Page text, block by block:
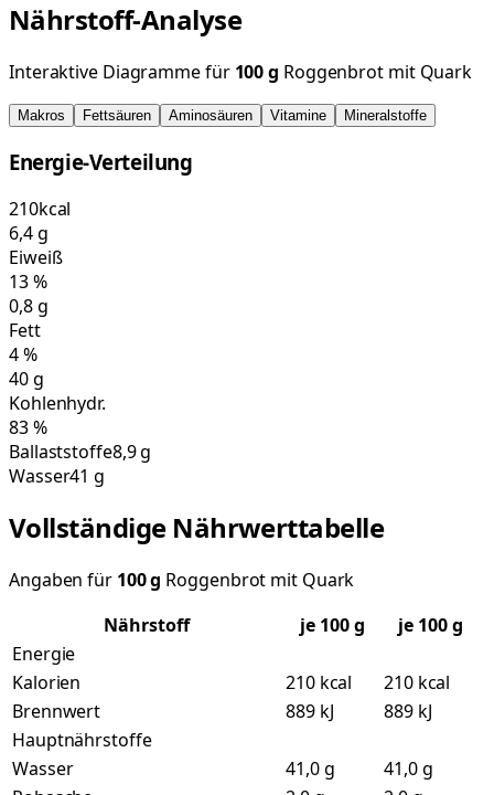
Nährstoff-Analyse
Interaktive Diagramme für 100g Roggenbrot mit Quark
Makros Fettsäuren Aminosäuren Vitamine Mineralstoffe
Energie-Verteilung
210kcal
6,4g
Eiweiß
13%
0,8g
Fett
4%
40g
Kohlenhydr.
83%
Ballaststoffe8,9 g
Wasser41 g
Vollständige Nährwerttabelle
Angaben für 100g Roggenbrot mit Quark
Nährstoff
je 100g
je 100 g
Energie
Kalorien
210 kcal
210 kcal
Brennwert
889 kJ
889 kJ
Hauptnährstoffe
Wasser
41,0 g
41,0 g